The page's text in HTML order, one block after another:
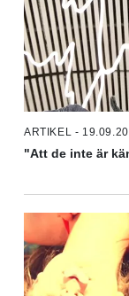
ARTIKEL -
"Att de inte är